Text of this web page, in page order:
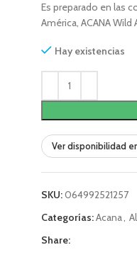
Es preparado en las
América, ACANA
Hay existencias
Ver disponibilidad
SKU:064992521257
Categorías:Acana,
Share: